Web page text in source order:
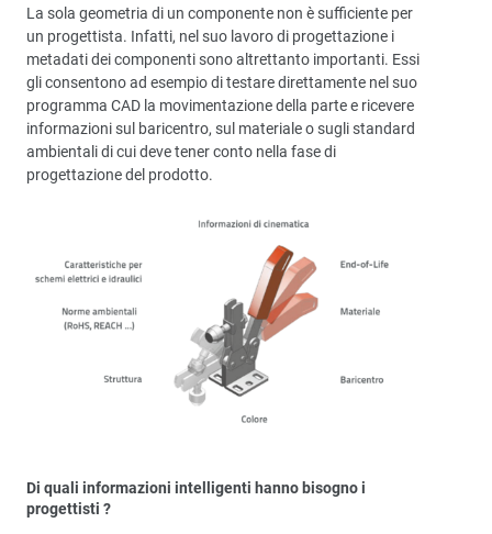
La sola geometria di un componente non è sufficiente per
un progettista. Infatti, nel suo lavoro di progettazione i
metadati dei componenti sono altrettanto importanti. Essi
gli consentono ad esempio di testare direttamente nel suo
programma CAD la movimentazione della parte e ricevere
informazioni sul baricentro, sul materiale o sugli standard
ambientali di cui deve tener conto nella fase di
progettazione del prodotto.
Di quali informazioni intelligenti hanno bisogno i
progettisti ?